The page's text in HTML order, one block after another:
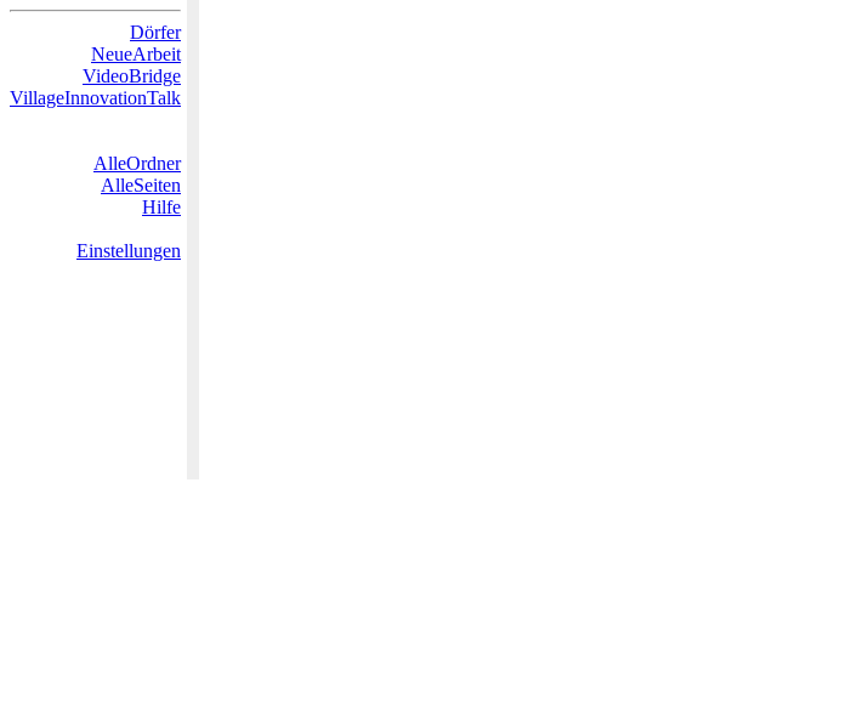
Dörfer
NeueArbeit
VideoBridge
VillageInnovationTalk
AlleOrdner
AlleSeiten
Hilfe
Einstellungen